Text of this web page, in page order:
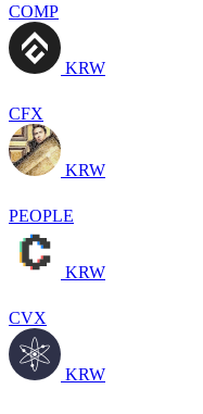
COMP
KRW
CFX
KRW
PEOPLE
KRW
CVX
KRW